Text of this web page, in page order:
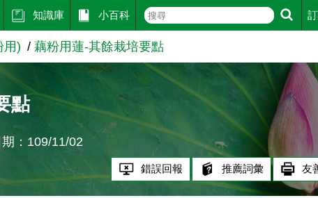
知識庫 小百科
用) 藕粉用蓮-其餘栽培要點
點
：109/11/02
錯誤回報 推薦詞彙 友